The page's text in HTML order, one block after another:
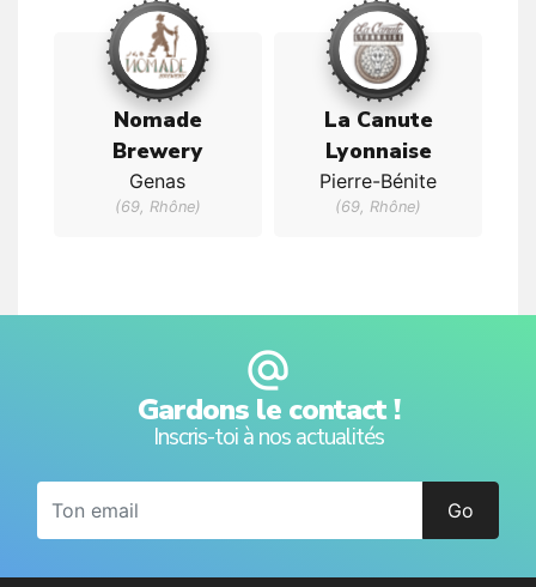
Nomade
Brewery
Genas
(69, Rhône)
La Canute
Lyonnaise
Pierre-Bénite
(69, Rhône)
alternate_email
Gardons le contact !
Inscris-toi à nos actualités
Go